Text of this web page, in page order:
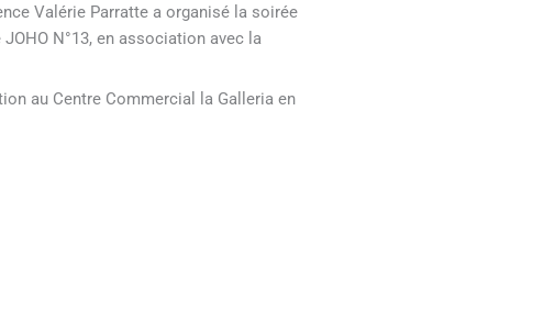
Valérie Parratte a organisé la soirée
N°13, en association avec la
au Centre Commercial la Galleria en